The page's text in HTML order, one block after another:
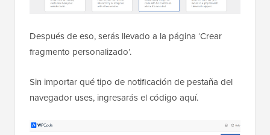
Después de eso, serás llevado a la página ‘Crear
fragmento personalizado’.
Sin importar qué tipo de notificación de pestaña del
navegador uses, ingresarás el código aquí.